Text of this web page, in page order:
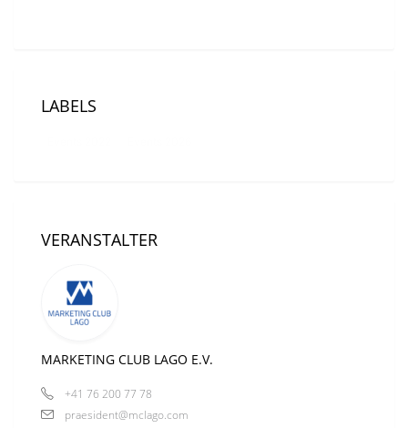
LABELS
VERANSTALTER
MARKETING CLUB LAGO E.V.
+41 76 200 77 78
praesident@mclago.com